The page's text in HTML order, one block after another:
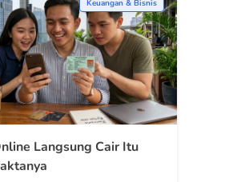
Keuangan & Bisnis
Langsung Cair Itu